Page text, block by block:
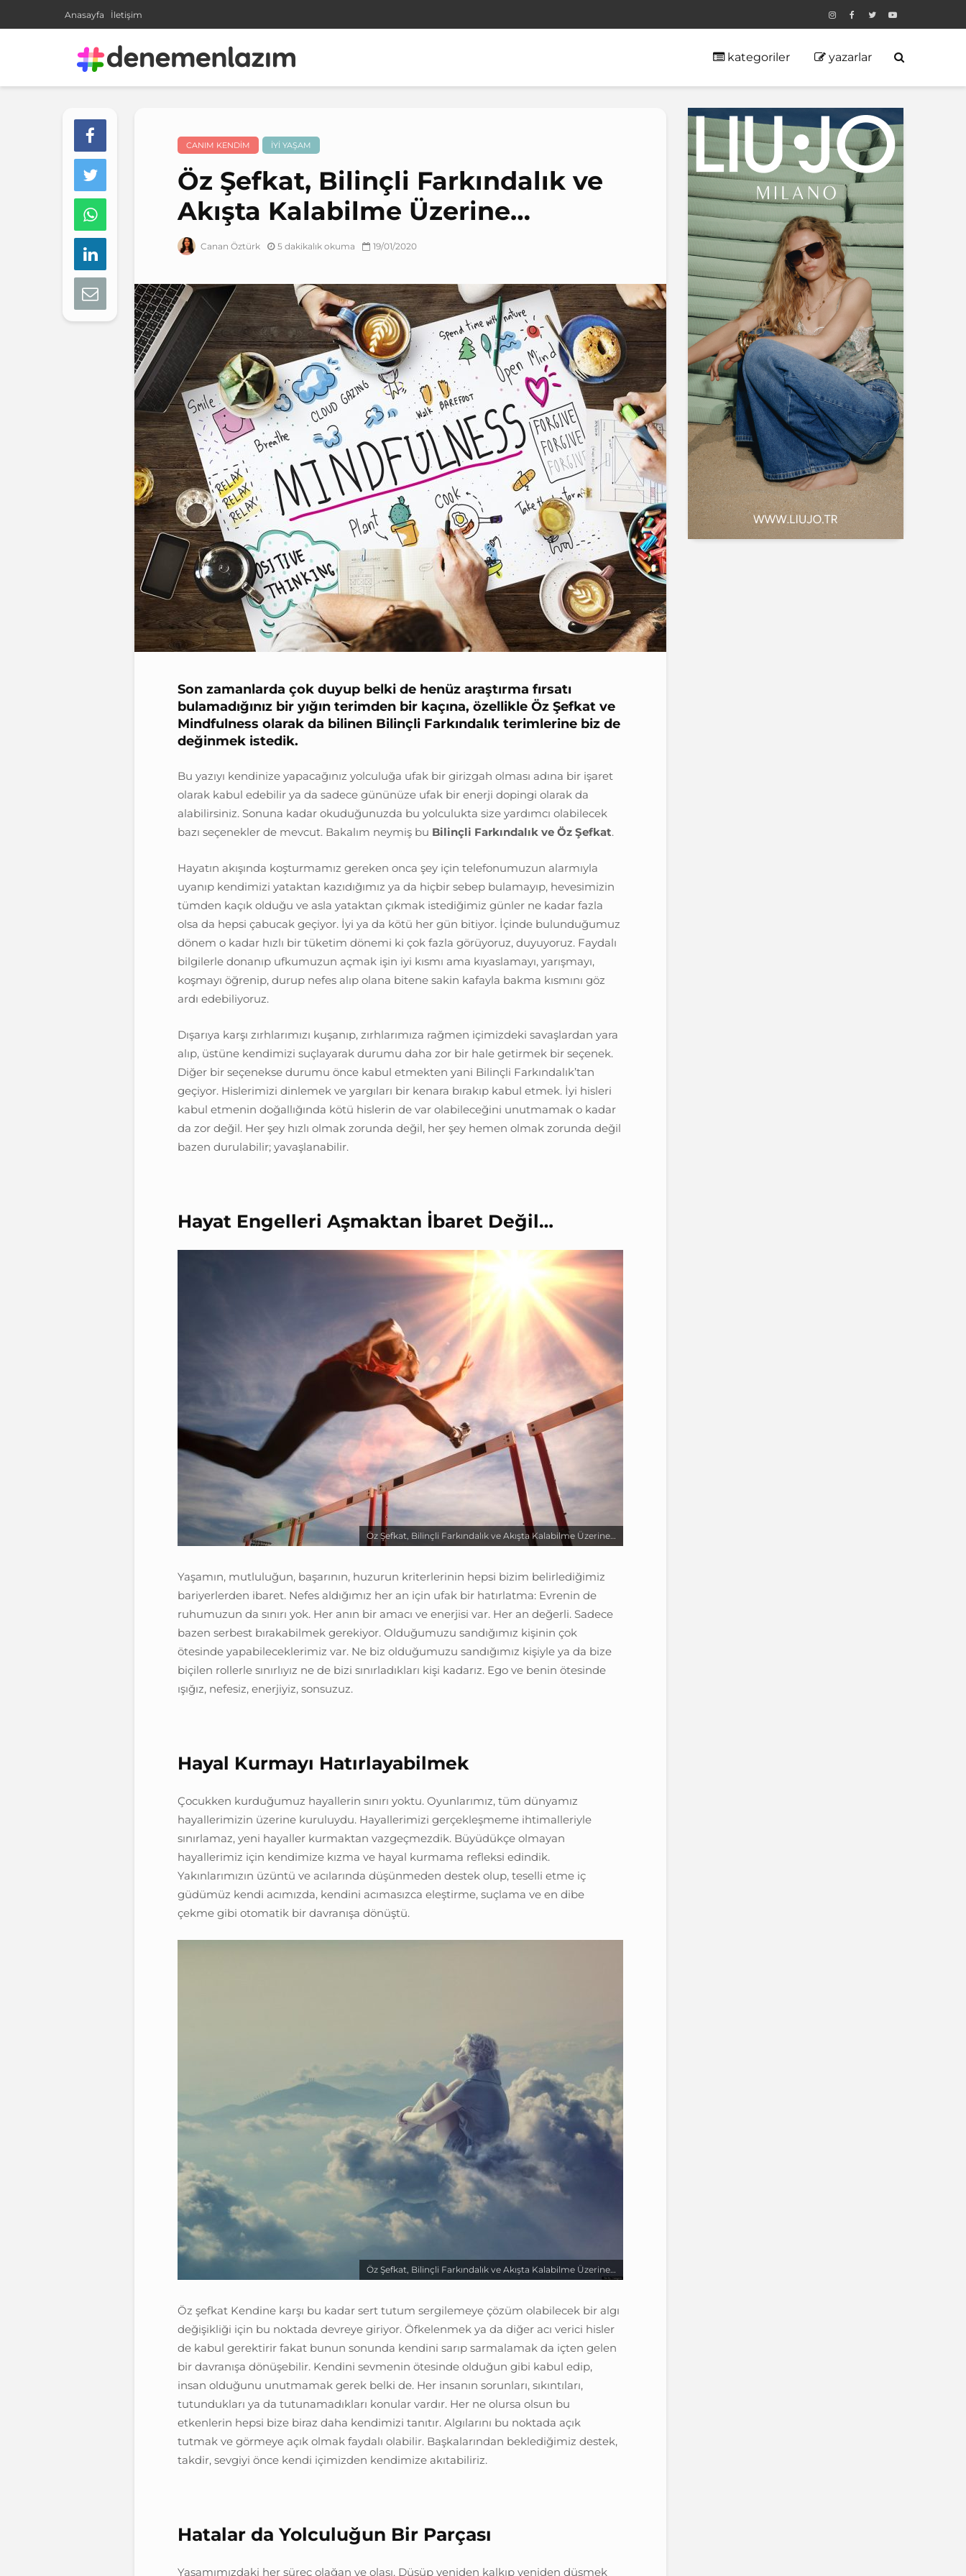
Anasayfa İletişim
kategoriler yazarlar
CANIM KENDIM İYI YAŞAM
Öz Şefkat, Bilinçli Farkındalık ve
Akışta Kalabilme Üzerine…
Canan Öztürk 5 dakikalık okuma 19/01/2020
Son zamanlarda çok duyup belki de henüz araştırma fırsatı
bulamadığınız bir yığın terimden bir kaçına, özellikle Öz Şefkat ve
Mindfulness olarak da bilinen Bilinçli Farkındalık terimlerine biz de
değinmek istedik.
Bu yazıyı kendinize yapacağınız yolculuğa ufak bir girizgah olması adına bir işaret
olarak kabul edebilir ya da sadece gününüze ufak bir enerji dopingi olarak da
alabilirsiniz. Sonuna kadar okuduğunuzda bu yolculukta size yardımcı olabilecek
bazı seçenekler de mevcut. Bakalım neymiş bu Bilinçli Farkındalık ve Öz Şefkat.
Hayatın akışında koşturmamız gereken onca şey için telefonumuzun alarmıyla
uyanıp kendimizi yataktan kazıdığımız ya da hiçbir sebep bulamayıp, hevesimizin
tümden kaçık olduğu ve asla yataktan çıkmak istediğimiz günler ne kadar fazla
olsa da hepsi çabucak geçiyor. İyi ya da kötü her gün bitiyor. İçinde bulunduğumuz
dönem o kadar hızlı bir tüketim dönemi ki çok fazla görüyoruz, duyuyoruz. Faydalı
bilgilerle donanıp ufkumuzun açmak işin iyi kısmı ama kıyaslamayı, yarışmayı,
koşmayı öğrenip, durup nefes alıp olana bitene sakin kafayla bakma kısmını göz
ardı edebiliyoruz.
Dışarıya karşı zırhlarımızı kuşanıp, zırhlarımıza rağmen içimizdeki savaşlardan yara
alıp, üstüne kendimizi suçlayarak durumu daha zor bir hale getirmek bir seçenek.
Diğer bir seçenekse durumu önce kabul etmekten yani Bilinçli Farkındalık’tan
geçiyor. Hislerimizi dinlemek ve yargıları bir kenara bırakıp kabul etmek. İyi hisleri
kabul etmenin doğallığında kötü hislerin de var olabileceğini unutmamak o kadar
da zor değil. Her şey hızlı olmak zorunda değil, her şey hemen olmak zorunda değil
bazen durulabilir; yavaşlanabilir.
Hayat Engelleri Aşmaktan İbaret Değil…
Öz Şefkat, Bilinçli Farkındalık ve Akışta Kalabilme Üzerine…
Yaşamın, mutluluğun, başarının, huzurun kriterlerinin hepsi bizim belirlediğimiz
bariyerlerden ibaret. Nefes aldığımız her an için ufak bir hatırlatma: Evrenin de
ruhumuzun da sınırı yok. Her anın bir amacı ve enerjisi var. Her an değerli. Sadece
bazen serbest bırakabilmek gerekiyor. Olduğumuzu sandığımız kişinin çok
ötesinde yapabileceklerimiz var. Ne biz olduğumuzu sandığımız kişiyle ya da bize
biçilen rollerle sınırlıyız ne de bizi sınırladıkları kişi kadarız. Ego ve benin ötesinde
ışığız, nefesiz, enerjiyiz, sonsuzuz.
Hayal Kurmayı Hatırlayabilmek
Çocukken kurduğumuz hayallerin sınırı yoktu. Oyunlarımız, tüm dünyamız
hayallerimizin üzerine kuruluydu. Hayallerimizi gerçekleşmeme ihtimalleriyle
sınırlamaz, yeni hayaller kurmaktan vazgeçmezdik. Büyüdükçe olmayan
hayallerimiz için kendimize kızma ve hayal kurmama refleksi edindik.
Yakınlarımızın üzüntü ve acılarında düşünmeden destek olup, teselli etme iç
güdümüz kendi acımızda, kendini acımasızca eleştirme, suçlama ve en dibe
çekme gibi otomatik bir davranışa dönüştü.
Öz Şefkat, Bilinçli Farkındalık ve Akışta Kalabilme Üzerine…
Öz şefkat Kendine karşı bu kadar sert tutum sergilemeye çözüm olabilecek bir algı
değişikliği için bu noktada devreye giriyor. Öfkelenmek ya da diğer acı verici hisler
de kabul gerektirir fakat bunun sonunda kendini sarıp sarmalamak da içten gelen
bir davranışa dönüşebilir. Kendini sevmenin ötesinde olduğun gibi kabul edip,
insan olduğunu unutmamak gerek belki de. Her insanın sorunları, sıkıntıları,
tutundukları ya da tutunamadıkları konular vardır. Her ne olursa olsun bu
etkenlerin hepsi bize biraz daha kendimizi tanıtır. Algılarını bu noktada açık
tutmak ve görmeye açık olmak faydalı olabilir. Başkalarından beklediğimiz destek,
takdir, sevgiyi önce kendi içimizden kendimize akıtabiliriz.
Hatalar da Yolculuğun Bir Parçası
Yaşamımızdaki her süreç olağan ve olası. Düşüp yeniden kalkıp yeniden düşmek